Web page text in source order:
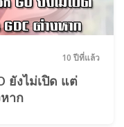
10 ปีที่แล้ว
ยังไม่เปิด แต่
าก